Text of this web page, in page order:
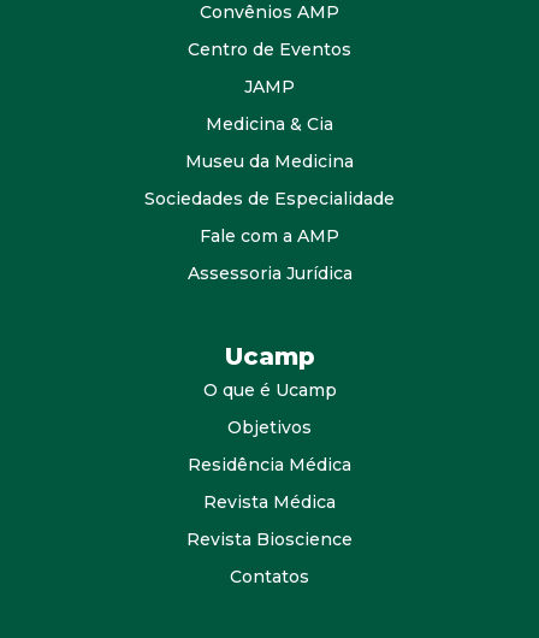
Convênios AMP
Centro de Eventos
JAMP
Medicina & Cia
Museu da Medicina
Sociedades de Especialidade
Fale com a AMP
Assessoria Jurídica
Ucamp
O que é Ucamp
Objetivos
Residência Médica
Revista Médica
Revista Bioscience
Contatos